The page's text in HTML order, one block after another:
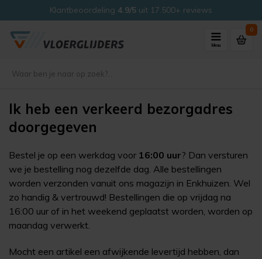
Klantbeoordeling 4.9/5 uit 17.500+ reviews
Menu
0
Ik heb een verkeerd bezorgadres
doorgegeven
Bestel je op een werkdag voor 16:00 uur? Dan versturen
we je bestelling nog dezelfde dag. Alle bestellingen
worden verzonden vanuit ons magazijn in Enkhuizen. Wel
zo handig & vertrouwd! Bestellingen die op vrijdag na
16:00 uur of in het weekend geplaatst worden, worden op
maandag verwerkt.
Mocht een artikel een afwijkende levertijd hebben, dan